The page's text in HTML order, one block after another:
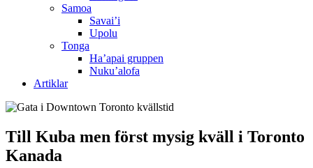
Samoa
Savai’i
Upolu
Tonga
Ha’apai gruppen
Nuku’alofa
Artiklar
Till Kuba men först mysig kväll i Toronto
Kanada